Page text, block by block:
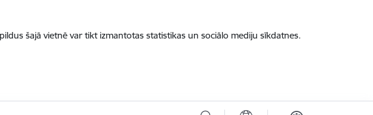
šajā vietnē var tikt izmantotas statistikas un sociālo mediju sīkdatnes.